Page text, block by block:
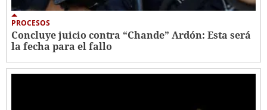
PROCESOS
Concluye juicio contra “Chande” Ardón: Esta será
la fecha para el fallo